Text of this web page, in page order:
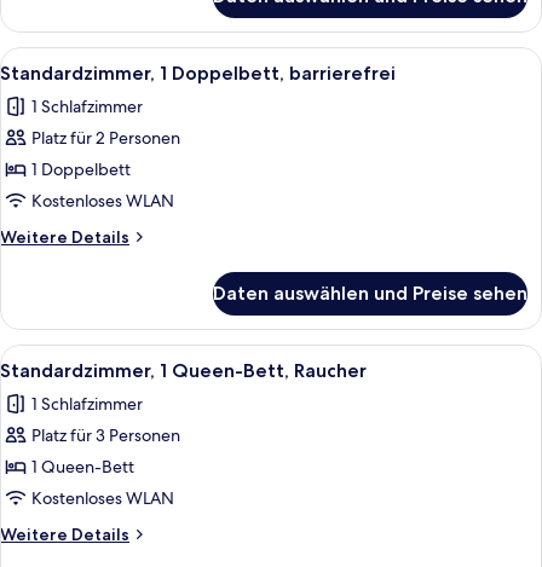
2 Einzelbetten
Alle
Fotos
für
Standardzimmer,
1
Doppelbett,
barrierefrei
anzeigen
Ein Hotelzimmer mit Bett,
5
Standardzimmer, 1 Doppelbett, barrierefrei
1 Schlafzimmer
Platz für 2 Personen
1 Doppelbett
Kostenloses WLAN
Weitere Details
Weitere
1
Doppelbett,
barrierefrei
Daten auswählen und Preise sehen
Alle
Fotos
für
Standardzimmer,
1
Queen-
Bett,
Raucher
Ein Hotelzimmer mit einem großen
9
Standardzimmer, 1 Queen-Bett, Raucher
1 Schlafzimmer
Platz für 3 Personen
1 Queen-Bett
Kostenloses WLAN
Weitere Details
Weitere